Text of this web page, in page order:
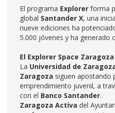
El programa Explorer forma
global Santander X, una
nueve ediciones ha
5.000 jóvenes y ha generado
El Explorer Space Zaragoza
La Universidad de
Zaragoza siguen apostando
emprendimiento juvenil, a
con el Banco Santander.
Zaragoza Activa del